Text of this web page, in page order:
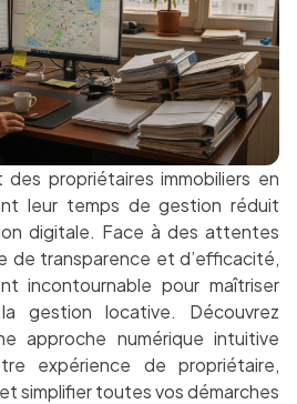
propriétaires immobiliers en
leur temps de gestion réduit
digitale. Face à des attentes
de transparence et d’efficacité,
incontournable pour maîtriser
gestion locative. Découvrez
approche numérique intuitive
expérience de propriétaire,
simplifier toutes vos démarches